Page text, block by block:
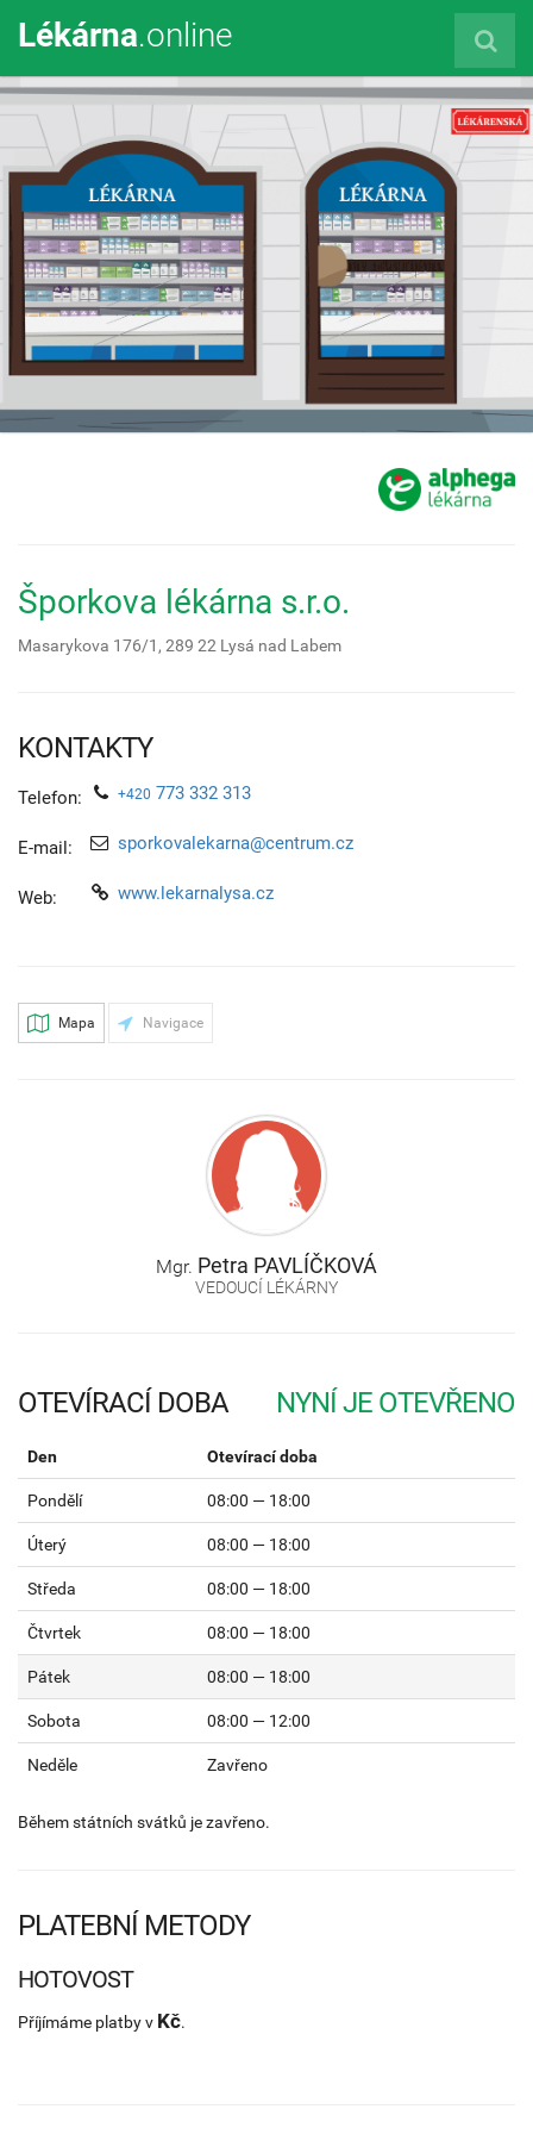
Lékárna.online
Šporkova lékárna s.r.o.
Masarykova 176/1, 289 22 Lysá nad Labem
KONTAKTY
Telefon: +420 773 332 313
E-mail: sporkovalekarna@centrum.cz
Web: www.lekarnalysa.cz
Mapa Navigace
Mgr. Petra PAVLÍČKOVÁ
VEDOUCÍ LÉKÁRNY
OTEVÍRACÍ DOBA
Den Otevírací doba
Pondělí 08:00 — 18:00
Úterý 08:00 — 18:00
Středa 08:00 — 18:00
Čtvrtek 08:00 — 18:00
Pátek 08:00 — 18:00
Sobota 08:00 — 12:00
Neděle Zavřeno
Během státních svátků je zavřeno.
PLATEBNÍ METODY
HOTOVOST
Příjímáme platby v Kč.